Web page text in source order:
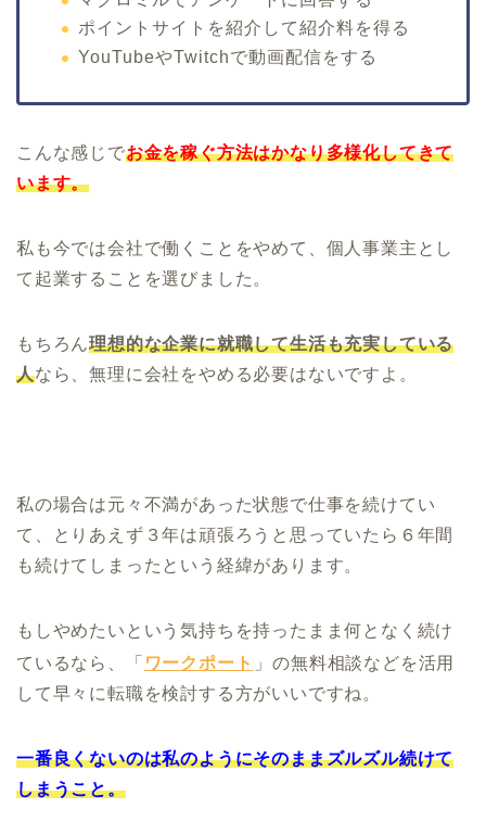
ポイントサイトを紹介して紹介料を得る
YouTubeやTwitchで動画配信をする
こんな感じでお金を稼ぐ方法はかなり多様化してきて
います。
私も今では会社で働くことをやめて、個人事業主とし
て起業することを選びました。
もちろん理想的な企業に就職して生活も充実している
人なら、無理に会社をやめる必要はないですよ。
私の場合は元々不満があった状態で仕事を続けてい
て、とりあえず３年は頑張ろうと思っていたら６年間
も続けてしまったという経緯があります。
もしやめたいという気持ちを持ったまま何となく続け
ているなら、「 ワークポート 」の無料相談などを活用
して早々に転職を検討する方がいいですね。
一番良くないのは私のようにそのままズルズル続けて
しまうこと。